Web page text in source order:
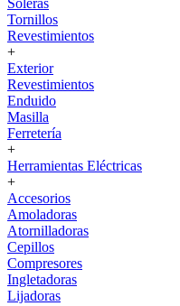
Soleras
Tornillos
Revestimientos
+
Exterior
Revestimientos
Enduido
Masilla
Ferretería
+
Herramientas Eléctricas
+
Accesorios
Amoladoras
Atornilladoras
Cepillos
Compresores
Ingletadoras
Lijadoras